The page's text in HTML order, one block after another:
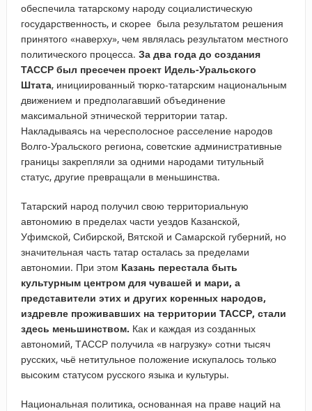
обеспечила татарскому народу социалистическую
государственность, и скорее была результатом решения
принятого «наверху», чем являлась результатом местного
политического процесса. За два года до создания
ТАССР был пресечен проект Идель-Уральского
Штата, инициированный тюрко-татарским национальным
движением и предполагавший объединение
максимальной этнической территории татар.
Накладываясь на чересполосное расселение народов
Волго-Уральского региона, советские административные
границы закрепляли за одними народами титульный
статус, другие превращали в меньшинства.
Татарский народ получил свою территориальную
автономию в пределах части уездов Казанской,
Уфимской, Сибирской, Вятской и Самарской губерний, но
значительная часть татар осталась за пределами
автономии. При этом Казань перестала быть
культурным центром для чувашей и мари, а
представители этих и других коренных народов,
издревле проживавших на территории ТАССР, стали
здесь меньшинством. Как и каждая из созданных
автономий, ТАССР получила «в нагрузку» сотни тысяч
русских, чьё нетитульное положение искупалось только
высоким статусом русского языка и культуры.
Национальная политика, основанная на праве наций на